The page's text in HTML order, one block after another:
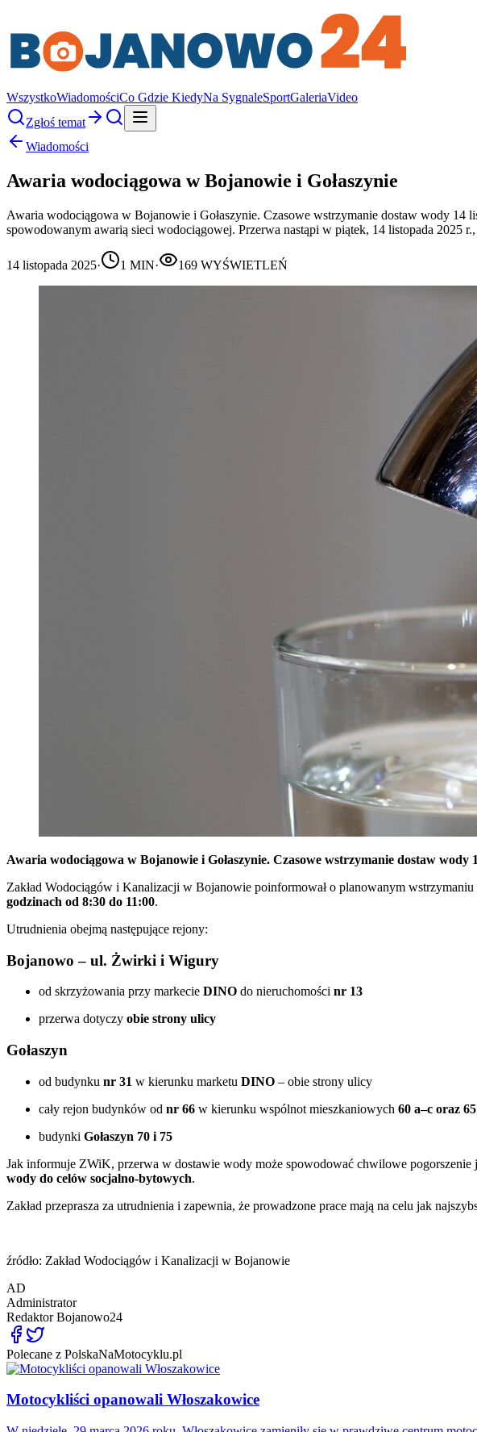
WszystkoWiadomościCo Gdzie KiedyNa SygnaleSportGaleriaVideo
Zgłoś temat
Wiadomości
Awaria wodociągowa w Bojanowie i Gołaszynie
Awaria wodociągowa w Bojanowie i Gołaszynie. Czasowe wstrzymanie dostaw wody
spowodowanym awarią sieci wodociągowej. Przerwa nastąpi w piątek, 14 listopada 2025
14 listopada 2025· 1 MIN· 169 WYŚWIETLEŃ
Awaria wodociągowa w Bojanowie i Gołaszynie. Czasowe wstrzymanie dostaw wody
Zakład Wodociągów i Kanalizacji w Bojanowie poinformował o planowanym
godzinach od 8:30 do 11:00.
Utrudnienia obejmą następujące rejony:
Bojanowo – ul. Żwirki i Wigury
od skrzyżowania przy markecie DINO do nieruchomości nr 13
przerwa dotyczy obie strony ulicy
Gołaszyn
od budynku nr 31 w kierunku marketu DINO – obie strony ulicy
cały rejon budynków od nr 66 w kierunku wspólnot mieszkaniowych 60 a–c oraz
budynki Gołaszyn 70 i 75
Jak informuje ZWiK, przerwa w dostawie wody może spowodować chwilowe
wody do celów socjalno-bytowych.
Zakład przeprasza za utrudnienia i zapewnia, że prowadzone prace mają na celu jak
źródło: Zakład Wodociągów i Kanalizacji w Bojanowie
AD
Administrator
RedaktorBojanowo24
Polecane z PolskaNaMotocyklu.pl
Motocykliści opanowali Włoszakowice